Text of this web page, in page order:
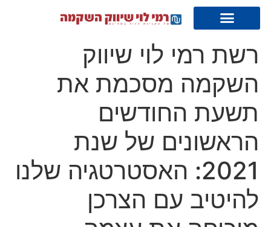
רשת רמי לוי שיווק
השקמה מסכמת את
תשעת החודשים
הראשונים של שנת
2021: האסטרטגיה שלנו
להיטיב עם הצרכן